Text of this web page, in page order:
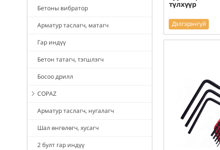
Бетоны вибратор
Арматур таслагч, матагч
Гар индүү
Бетон татагч, тэгшлэгч
Босоо дрилл
COPAZ
Арматур таслагч, нугалагч
Шал өнгөлөгч, хусагч
2 булт гар индүү
түлхүүр
Дэлгэрэнгүй